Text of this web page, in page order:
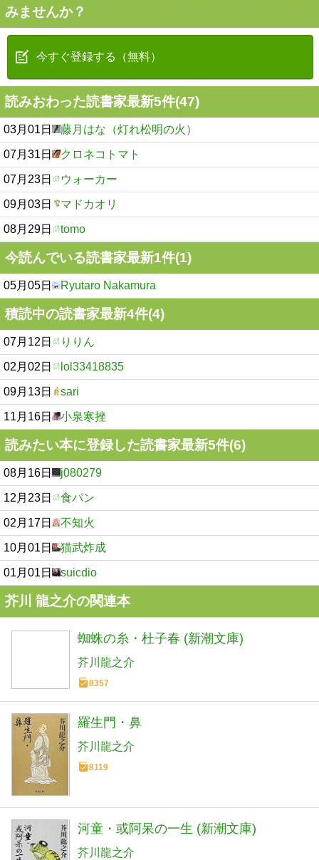
みませんか？
今すぐ登録する（無料）
読みおわった読書家最新5件(47)
03月01日 藤月はな（灯れ松明の火）
07月31日 クロネコトマト
07月23日 ウォーカー
09月03日 マドカオリ
08月29日 tomo
今読んでいる読書家最新1件(1)
05月05日 Ryutaro Nakamura
積読中の読書家最新4件(4)
07月12日 りりん
02月02日 lol33418835
09月13日 sari
11月16日 小泉寒挫
読みたい本に登録した読書家最新5件(6)
08月16日 j080279
12月23日 食パン
02月17日 不知火
10月01日 猫武炸成
01月01日 suicdio
芥川 龍之介の関連本
蜘蛛の糸・杜子春 (新潮文庫)
芥川龍之介
8357
羅生門・鼻
芥川龍之介
8119
河童・或阿呆の一生 (新潮文庫)
芥川龍之介